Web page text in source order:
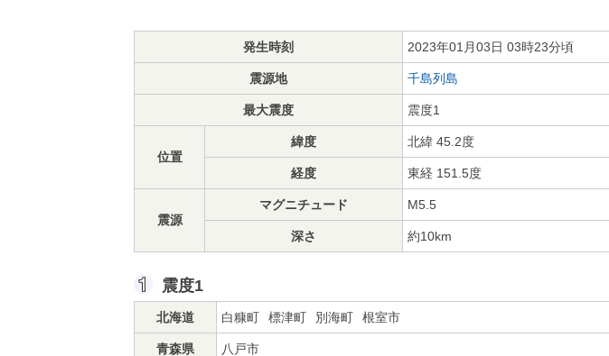
発生時刻 2023年01月03日 03時23分頃
震源地 千島列島
最大震度 震度1
位置
緯度 北緯 45.2度
経度 東経 151.5度
震源
マグニチュード M5.5
深さ 約10km
震度1
北海道 白糠町 標津町 別海町 根室市
青森県 八戸市